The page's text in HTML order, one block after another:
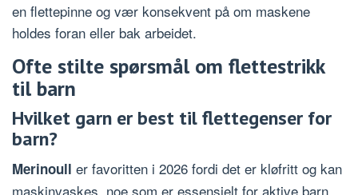
en flettepinne og vær konsekvent på om maskene
holdes foran eller bak arbeidet.
Ofte stilte spørsmål om flettestrikk
til barn
Hvilket garn er best til flettegenser for
barn?
Merinoull er favoritten i 2026 fordi det er kløfritt og kan
maskinvaskes, noe som er essensielt for aktive barn.